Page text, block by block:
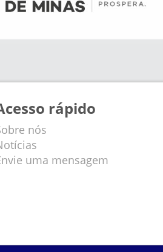
rápido
nós
uma mensagem